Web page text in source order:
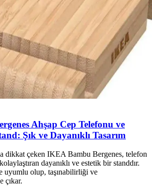
Ahşap Cep Telefonu ve
Şık ve Dayanıklı Tasarım
dikkat çeken IKEA Bambu Bergenes, telefon
dayanıklı ve estetik bir standdır.
uyumlu olup, taşınabilirliği ve
çıkar.